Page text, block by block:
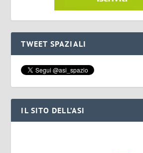
TWEET SPAZIALI
IL SITO DELL’ASI